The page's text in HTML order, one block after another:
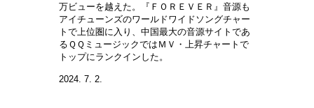
万ビューを越えた。『ＦＯＲＥＶＥＲ』音源も
アイチューンズのワールドワイドソングチャー
トで上位圏に入り、中国最大の音源サイトであ
るＱＱミュージックではＭＶ・上昇チャートで
トップにランクインした。
2024. 7. 2.